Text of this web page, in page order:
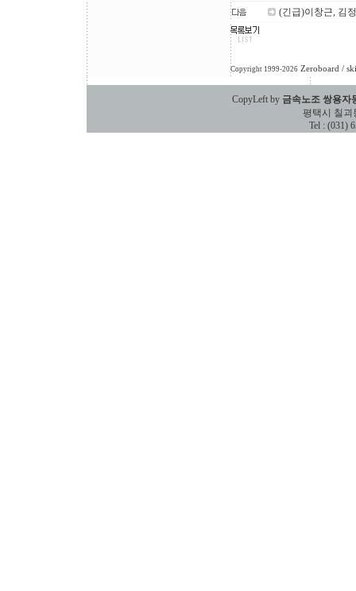
(긴급)이창근, 김
Copyright 1999-2026 Zeroboard /
CopyLeft by 금속노조 쌍용자
평택시 칠괴동
Tel : (031)